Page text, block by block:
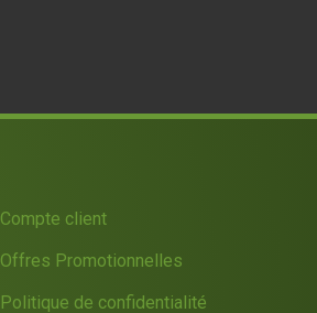
Compte client
Offres Promotionnelles
Politique de confidentialité